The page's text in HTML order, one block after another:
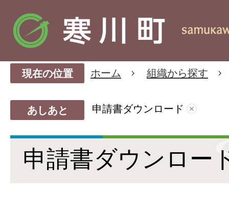
現在の位置 ホーム 組織から探す
あしあと 申請書ダウンロード
申請書ダウンロー